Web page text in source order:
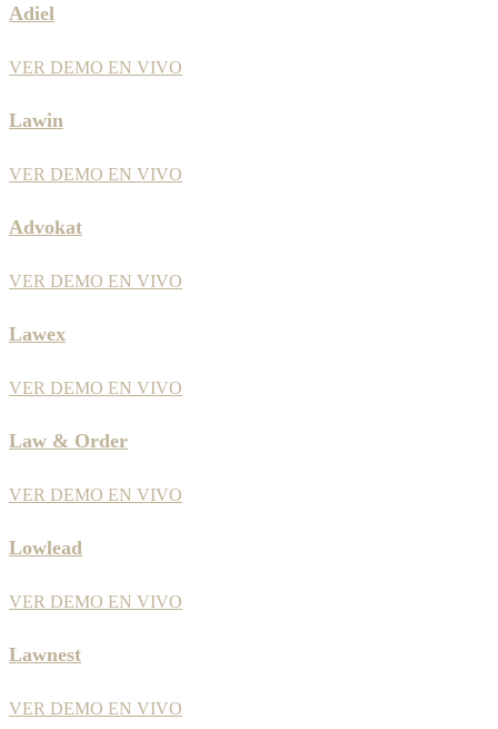
Adiel
VER DEMO EN VIVO
Lawin
VER DEMO EN VIVO
Advokat
VER DEMO EN VIVO
Lawex
VER DEMO EN VIVO
Law & Order
VER DEMO EN VIVO
Lowlead
VER DEMO EN VIVO
Lawnest
VER DEMO EN VIVO